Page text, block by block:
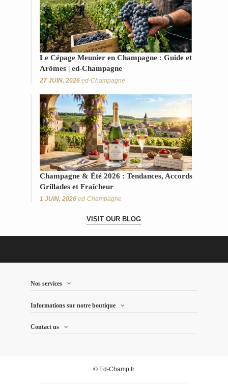
Le Cépage Meunier en Champagne : Guide et
Arômes | ed-Champagne
27 JUIN, 2026 ed-Champagne
Champagne & Été 2026 : Tendances, Accords
Grillades et Fraîcheur
1 JUIN, 2026 ed-Champagne
VISIT OUR BLOG
Nos services
Informations sur notre boutique
Contact us
© Ed-Champ.fr